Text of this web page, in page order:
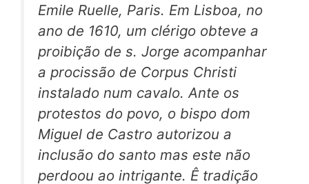
Emile Ruelle, Paris. Em Lisboa, no
ano de 1610, um clérigo obteve a
proibição de s. Jorge acompanhar
a procissão de Corpus Christi
instalado num cavalo. Ante os
protestos do povo, o bispo dom
Miguel de Castro autorizou a
inclusão do santo mas este não
perdoou ao intrigante. Ê tradição